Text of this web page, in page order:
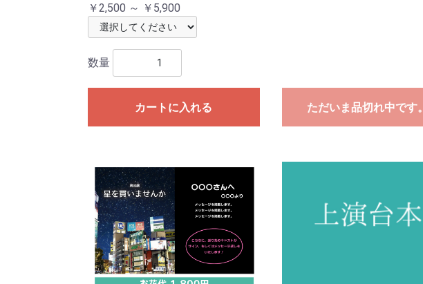
￥2,500 ～ ￥5,900
数量
カートに入れる ただいま品切れ中です。